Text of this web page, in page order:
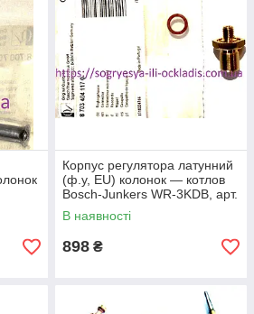
Корпус регулятора латунний
(ф.у, EU) колонок — котлов
Bosch-Junkers WR-3KDB, арт.
8703404117, к.з.1037
В наявності
898 ₴